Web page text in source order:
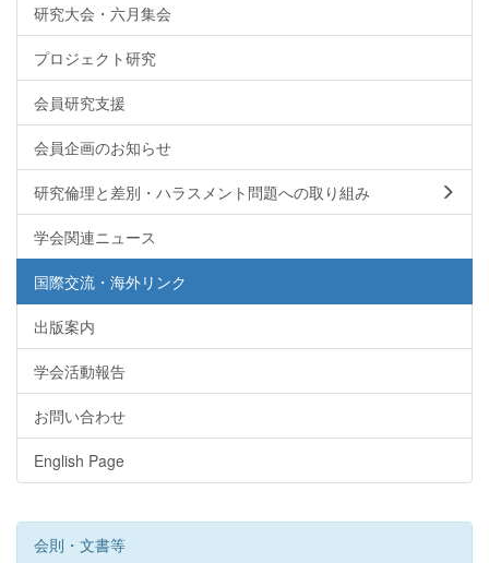
研究大会・六月集会
プロジェクト研究
会員研究支援
会員企画のお知らせ
研究倫理と差別・ハラスメント問題への取り組み
学会関連ニュース
国際交流・海外リンク
出版案内
学会活動報告
お問い合わせ
English Page
会則・文書等